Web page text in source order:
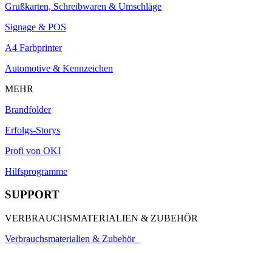
Grußkarten, Schreibwaren & Umschläge
Signage & POS
A4 Farbprinter
Automotive & Kennzeichen
MEHR
Brandfolder
Erfolgs-Storys
Profi von OKI
Hilfsprogramme
SUPPORT
VERBRAUCHSMATERIALIEN & ZUBEHÖR
Verbrauchsmaterialien & Zubehör